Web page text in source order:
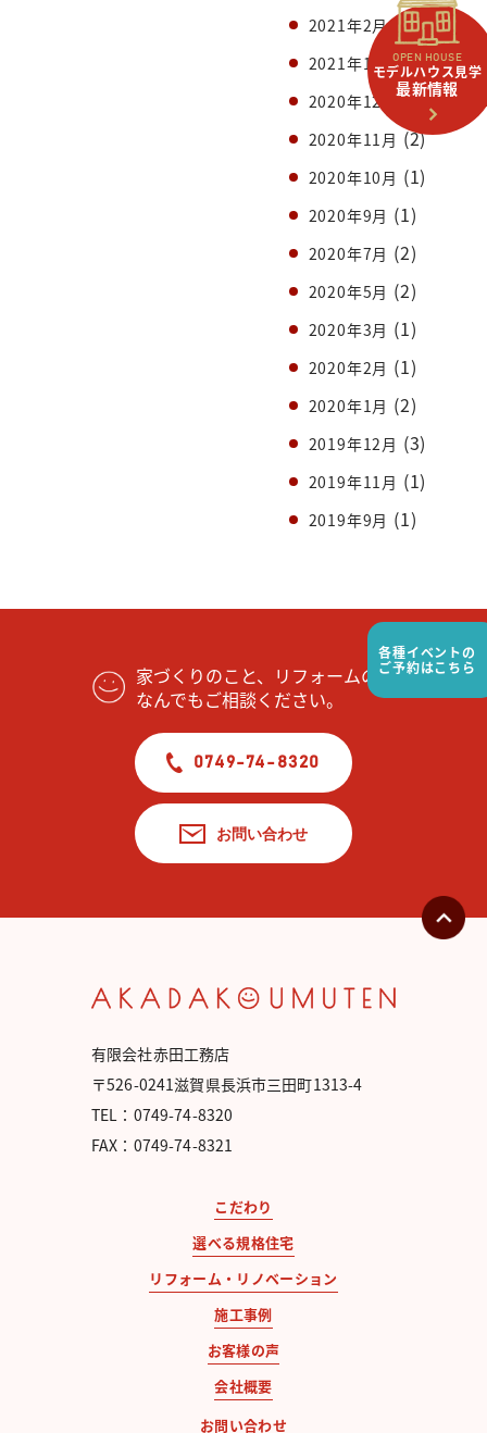
OPEN HOUSE
モデルハウス見学
最新情報
各種イベントの
ご予約はこちら
2021年2月(1)
2021年1月(2)
2020年12月(1)
2020年11月 (2)
2020年10月 (1)
2020年9月 (1)
2020年7月 (2)
2020年5月 (2)
2020年3月 (1)
2020年2月 (1)
2020年1月 (2)
2019年12月 (3)
2019年11月 (1)
2019年9月 (1)
家づくりのこと、リフォームの事
なんでもご相談ください。
0749-74-8320
お問い合わせ
有限会社赤田工務店
〒526-0241滋賀県長浜市三田町1313-4
TEL：0749-74-8320
FAX：0749-74-8321
こだわり
選べる規格住宅
リフォーム・リノベーション
施工事例
お客様の声
会社概要
お問い合わせ